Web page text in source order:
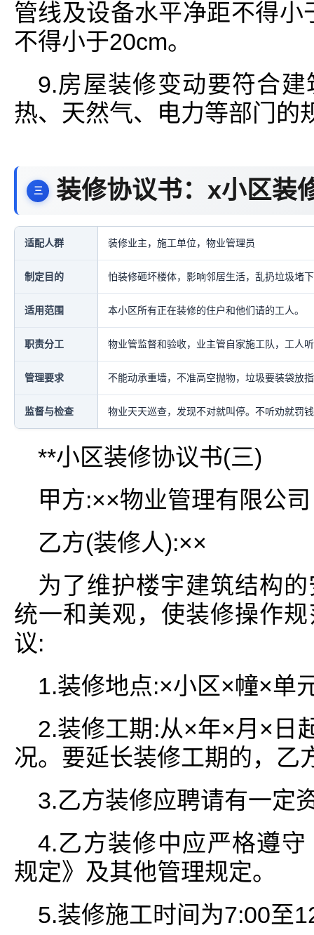
管线及设备水平净距不得
不得小于20cm。
9.房屋装修变动要符合
热、天然气、电力等部门的
装修协议书：x小区装
适配人群 装修业主，施工单位，物业管理员
制定目的 怕装修砸坏楼体，影响邻居生活，乱扔垃圾堵
适用范围 本小区所有正在装修的住户和他们请的工人。
职责分工 物业管监督和验收，业主管自家施工队，工人
管理要求 不能动承重墙，不准高空抛物，垃圾要装袋放
监督与检查 物业天天巡查，发现不对就叫停。不听劝就罚
**小区装修协议书(三)
甲方:××物业管理有限公司
乙方(装修人):××
为了维护楼宇建筑结构
统一和美观，使装修操作
议:
1.装修地点:×小区×幢×单
2.装修工期:从×年×月×日
况。要延长装修工期的，乙
3.乙方装修应聘请有一定
4.乙方装修中应严格遵
规定》及其他管理规定。
5.装修施工时间为7:00至